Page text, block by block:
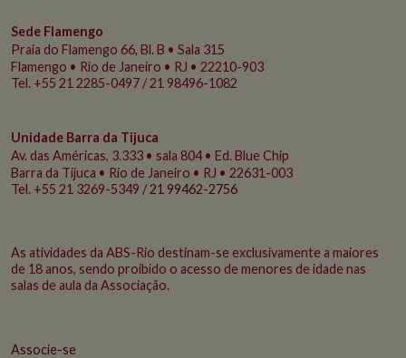
Sede Flamengo
Praia do Flamengo 66, Bl. B • Sala 315
Flamengo • Rio de Janeiro • RJ • 22210-903
Tel. +55 21 2285-0497 / 21 98496-1082
Unidade Barra da Tijuca
Av. das Américas, 3.333 • sala 804 • Ed. Blue Chip
Barra da Tijuca • Rio de Janeiro • RJ • 22631-003
Tel. +55 21 3269-5349 /21 99462-2756
As atividades da ABS-Rio destinam-se exclusivamente a maiores
de 18 anos, sendo proibido o acesso de menores de idade nas
salas de aula da Associação.
Associe-se